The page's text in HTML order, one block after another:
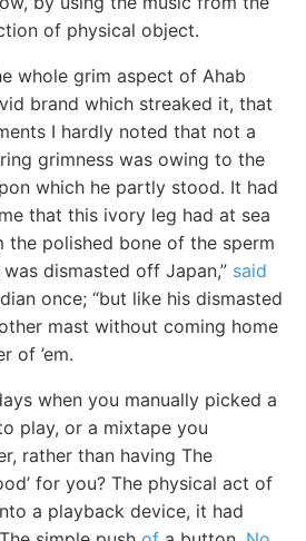
of physical object.
whole grim aspect of Ahab
brand which streaked it, that
I hardly noted that not a
grimness was owing to the
which he partly stood. It had
that this ivory leg had at sea
the polished bone of the sperm
was dismasted off Japan,” said
once; “but like his dismasted
mast without coming home
of ’em.
when you manually picked a
play, or a mixtape you
rather than having The
for you? The physical act of
a playback device, it had